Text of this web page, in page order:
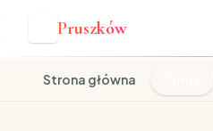
Pruszków
Strona główna